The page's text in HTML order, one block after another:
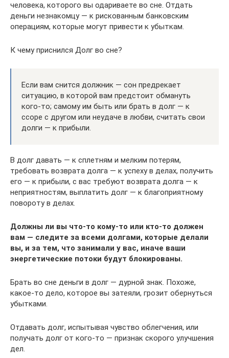
человека, которого вы одариваете во сне. Отдать
деньги незнакомцу — к рискованным банковским
операциям, которые могут привести к убыткам.
К чему приснился Долг во сне?
Если вам снится должник — сон предрекает
ситуацию, в которой вам предстоит обмануть
кого-то; самому им быть или брать в долг — к
ссоре с другом или неудаче в любви, считать свои
долги — к прибыли.
В долг давать — к сплетням и мелким потерям,
требовать возврата долга — к успеху в делах, получить
его — к прибыли, с вас требуют возврата долга — к
неприятностям, выплатить долг — к благоприятному
повороту в делах.
Должны ли вы что-то кому-то или кто-то должен
вам — следите за всеми долгами, которые делали
вы, и за тем, что занимали у вас, иначе ваши
энергетические потоки будут блокированы.
Брать во сне деньги в долг — дурной знак. Похоже,
какое-то дело, которое вы затеяли, грозит обернуться
убытками.
Отдавать долг, испытывая чувство облегчения, или
получать долг от кого-то — признак скорого улучшения
дел.